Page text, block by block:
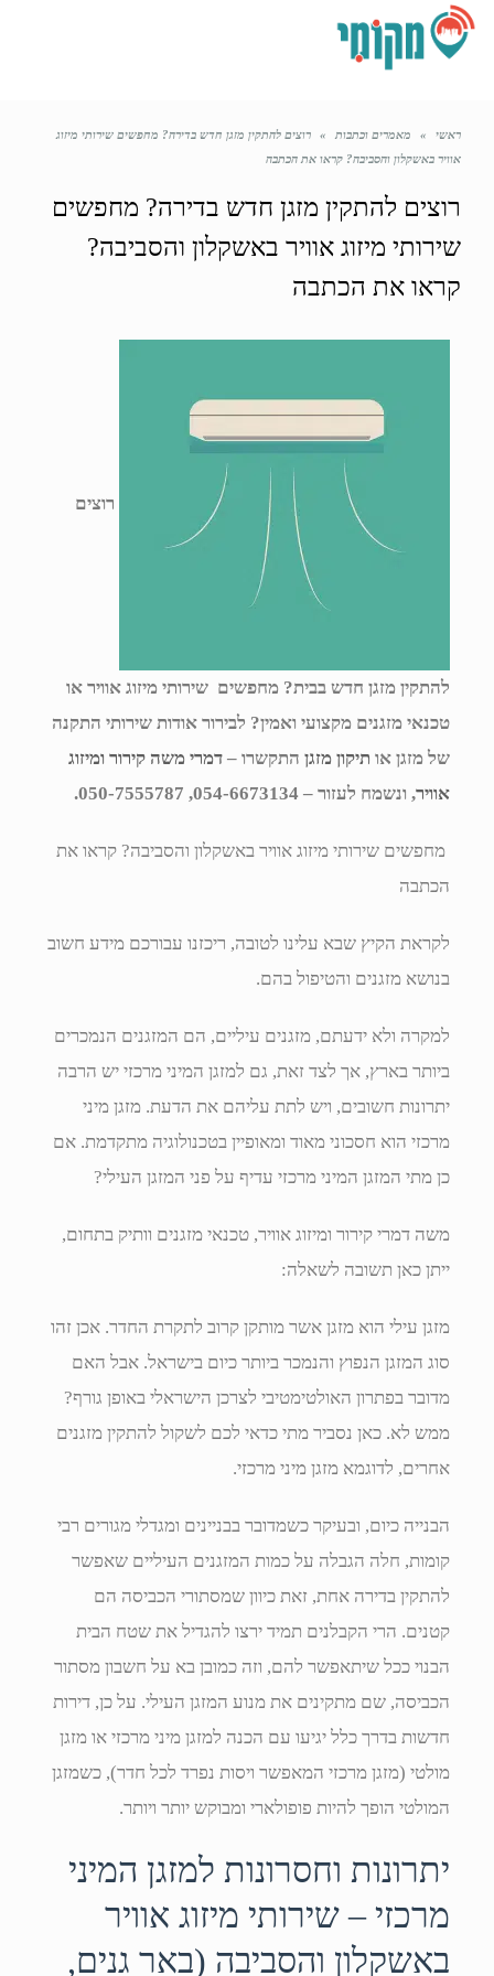
ראשי » מאמרים וכתבות »
רוצים להתקין מזגן חדש בדירה? מחפשים שירותי מיזוג
אוויר באשקלון והסביבה? קראו את הכתבה
רוצים להתקין מזגן חדש בדירה? מחפשים
שירותי מיזוג אוויר באשקלון והסביבה?
קראו את הכתבה
רוצים
להתקין מזגן חדש בבית? מחפשים שירותי מיזוג אוויר או
טכנאי מזגנים מקצועי ואמין? לבירור אודות שירותי התקנה
של מזגן או תיקון מזגן התקשרו – דמרי משה קירור ומיזוג
אוויר, ונשמח לעזור – 054-6673134, 050-7555787.
מחפשים שירותי מיזוג אוויר באשקלון והסביבה? קראו את
הכתבה
לקראת הקיץ שבא עלינו לטובה, ריכזנו עבורכם מידע חשוב
בנושא מזגנים והטיפול בהם.
למקרה ולא ידעתם, מזגנים עיליים, הם המזגנים הנמכרים
ביותר בארץ, אך לצד זאת, גם למזגן המיני מרכזי יש הרבה
יתרונות חשובים, ויש לתת עליהם את הדעת. מזגן מיני
מרכזי הוא חסכוני מאוד ומאופיין בטכנולוגיה מתקדמת. אם
כן מתי המזגן המיני מרכזי עדיף על פני המזגן העילי?
משה דמרי קירור ומיזוג אוויר, טכנאי מזגנים וותיק בתחום,
ייתן כאן תשובה לשאלה:
מזגן עילי הוא מזגן אשר מותקן קרוב לתקרת החדר. אכן זהו
סוג המזגן הנפוץ והנמכר ביותר כיום בישראל. אבל האם
מדובר בפתרון האולטימטיבי לצרכן הישראלי באופן גורף?
ממש לא. כאן נסביר מתי כדאי לכם לשקול להתקין מזגנים
אחרים, לדוגמא מזגן מיני מרכזי.
הבנייה כיום, ובעיקר כשמדובר בבניינים ומגדלי מגורים רבי
קומות, חלה הגבלה על כמות המזגנים העיליים שאפשר
להתקין בדירה אחת, זאת כיוון שמסתורי הכביסה הם
קטנים. הרי הקבלנים תמיד ירצו להגדיל את שטח הבית
הבנוי ככל שיתאפשר להם, וזה כמובן בא על חשבון מסתור
הכביסה, שם מתקינים את מנוע המזגן העילי. על כן, דירות
חדשות בדרך כלל יגיעו עם הכנה למזגן מיני מרכזי או מזגן
מולטי (מזגן מרכזי המאפשר ויסות נפרד לכל חדר), כשמזגן
המולטי הופך להיות פופולארי ומבוקש יותר ויותר.
יתרונות וחסרונות למזגן המיני
מרכזי – שירותי מיזוג אוויר
באשקלון והסביבה (באר גנים,